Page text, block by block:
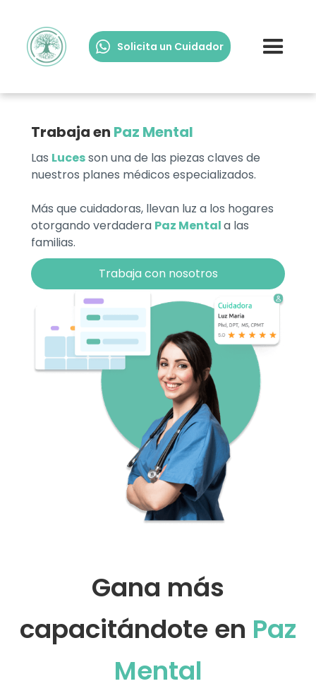
Solicita un Cuidador
Trabaja en Paz Mental
Las Lucesson una de las piezas claves de
nuestros planes médicos especializados.
Más que cuidadoras, llevan luz a los hogares
otorgando verdadera Paz Mentala las
familias.
Trabaja con nosotros
Gana más
capacitándote en Paz
Mental